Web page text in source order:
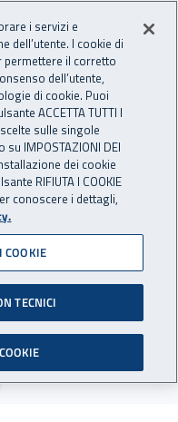
Apri cerca
degli
la
patrono
2024 restano
per la
i servizi e
dell’utente. I cookie di
permettere il corretto
dell’utente,
di cookie. Puoi
ACCETTA TUTTI I
sulle singole
IMPOSTAZIONI DEI
dei cookie
RIFIUTA I COOKIE
conoscere i dettagli,
COOKIE
TECNICI